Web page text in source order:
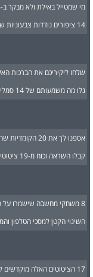
מי שמטייל באילת ולא מבקר ב-6 המקומות הנהדרים האלה - מפספס!
14 ציפורים נודדות צבעוניות שמקשטות את שמי הארץ בימי האביב
שלחו ליקיריכם את הברכות
גלו מה משמעותם של 14 סמלים ודימויים שמופיעים בחלומות שלכם
אספנו לך את 20 הקומדיות שהכי כדאי לראות עכשיו בנטפליקס!
קבלו השראה וכוח מ-19 ציטוטים נהדרים משירים ישראלים אהובים
8 משחקי מחשבה שישמרו על המוח שלכם חד ויתנו לכם רגע של שקט
השינוי הקטן למסכי הטלפון
17 הציטוטים האלה מוקדשים לגיבורי ישראל בעבר, בהווה ובעתיד